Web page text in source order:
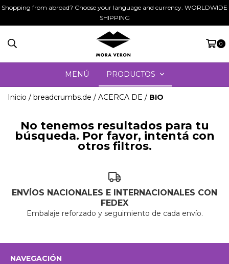
Shopping from abroad? Choose your language and currency. WORLDWIDE
SHIPPING
0
MENÚ PRODUCTOS
Inicio / breadcrumbs.de / ACERCA DE / BIO
No tenemos resultados para tu
búsqueda. Por favor, intentá con
otros filtros.
ENVÍOS NACIONALES E INTERNACIONALES CON
FEDEX
Embalaje reforzado y seguimiento de cada envío.
NAVEGACIÓN